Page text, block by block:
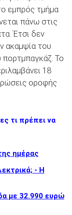
εμπρός τμήμα
πάνω στις
Έτσι δεν
ακαμψία του
Το
18
οροφής
τι πρέπει να
ημέρας
- Η
με 32.990 ευρώ